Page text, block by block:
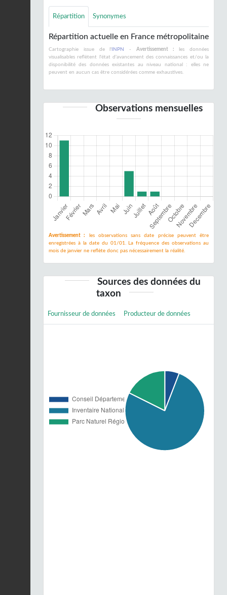
Répartition Synonymes
Répartition actuelle en France métropolitaine
Cartographie issue de l' INPN - Avertissement : les données
visualisables reflètent l'état d'avancement des connaissances et/ou la
disponibilité des données existantes au niveau national : elles ne
peuvent en aucun cas être considérées comme exhaustives.
Observations mensuelles
Avertissement :
les observations sans date précise peuvent être
enregistrées à la date du 01/01. La fréquence des observations au
mois de janvier ne reflète donc pas nécessairement la réalité.
Sources des données du
taxon
Fournisseur de données Producteur de données